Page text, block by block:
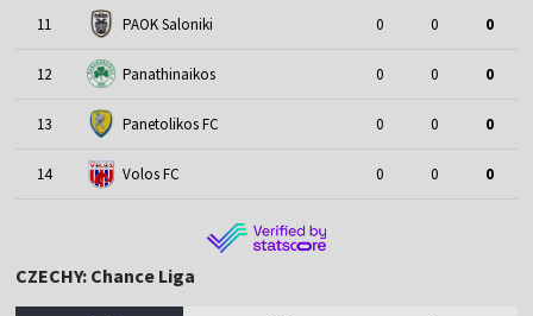
11 PAOK Saloniki 0 0 0
12 Panathinaikos 0 0 0
13 Panetolikos FC 0 0 0
14 Volos FC 0 0 0
CZECHY: Chance Liga